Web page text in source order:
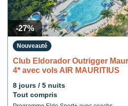
-27%
Nouveauté
Club Eldorador Outrigger
4* avec vols AIR MAURITIUS
8 jours / 5 nuits
Tout compris